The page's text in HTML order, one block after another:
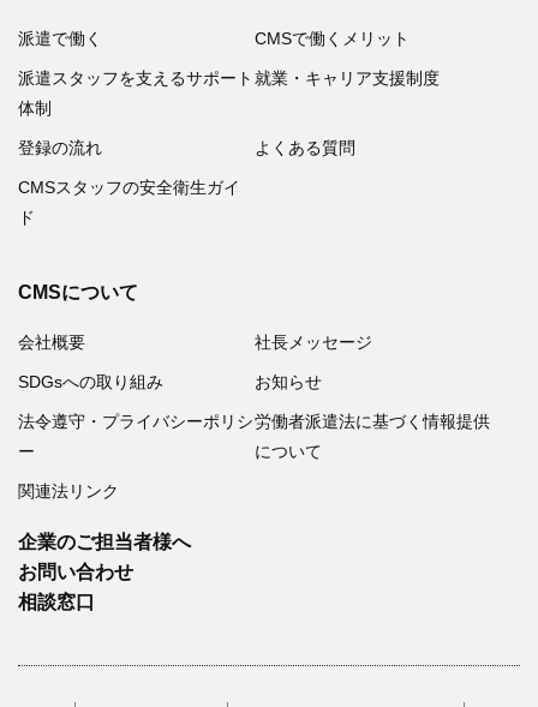
派遣で働く CMSで働くメリット
派遣スタッフを支えるサポート
体制
就業・キャリア支援制度
登録の流れ よくある質問
CMSスタッフの安全衛生ガイ
ド
CMSについて
会社概要 社長メッセージ
SDGsへの取り組み お知らせ
法令遵守・プライバシーポリシ
ー
労働者派遣法に基づく情報提供
について
関連法リンク
企業のご担当者様へ
お問い合わせ
相談窓口